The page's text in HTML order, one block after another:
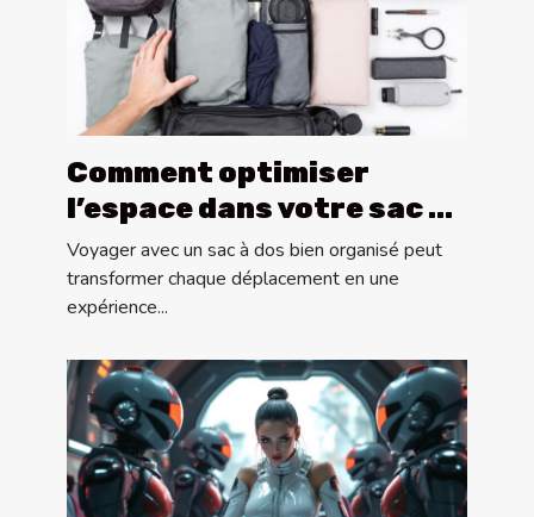
Comment optimiser
l’espace dans votre sac à
dos pour les longs
voyages ?
Voyager avec un sac à dos bien organisé peut
transformer chaque déplacement en une
expérience...